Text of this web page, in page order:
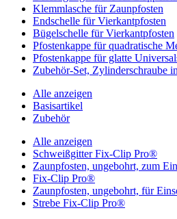
Klemmlasche für Zaunpfosten
Endschelle für Vierkantpfosten
Bügelschelle für Vierkantpfosten
Pfostenkappe für quadratische
Pfostenkappe für glatte
Zubehör-Set, Zylinderschraube
Alle anzeigen
Basisartikel
Zubehör
Alle anzeigen
Schweißgitter Fix-Clip Pro®
Zaunpfosten, ungebohrt, zum
Fix-Clip Pro®
Zaunpfosten, ungebohrt, für
Strebe Fix-Clip Pro®